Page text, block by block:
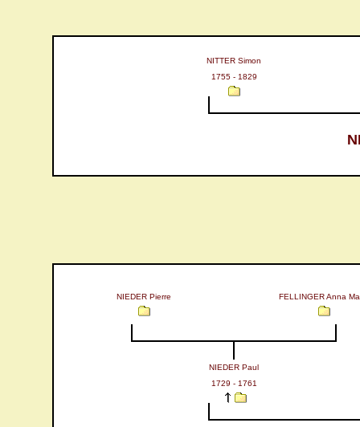
NITTER Simon
1755 - 1829
NIEDER Pierre FELLINGER Anna
NIEDER Paul
1729 - 1761